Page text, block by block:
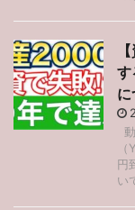
す
に
円
い